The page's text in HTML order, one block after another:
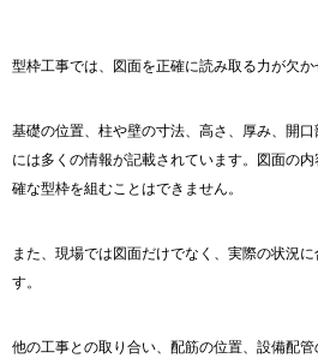
型枠工事では、図面を正確に読み取る力が欠か
基礎の位置、柱や壁の寸法、高さ、厚み、開
には多くの情報が記載されています。図面の
確な型枠を組むことはできません。
また、現場では図面だけでなく、実際の状況
す。
他の工事との取り合い、配筋の位置、設備配